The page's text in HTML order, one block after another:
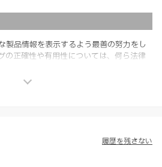
製品情報を表示するよう最善の努力をし
の正確性や有用性については、何ら法律
促進目的の利用に限ります。
利用にあたっては、WEBサイト利用規
品情報ガイドをご確認いただき、内容の
履歴を残さない